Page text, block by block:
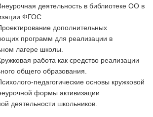
деятельность в библиотеке ОО в
ФГОС.
дополнительных
программ для реализации в
лагере школы.
работа как средство реализации
общего образования.
педагогические основы кружковой
формы активизации
деятельности школьников.